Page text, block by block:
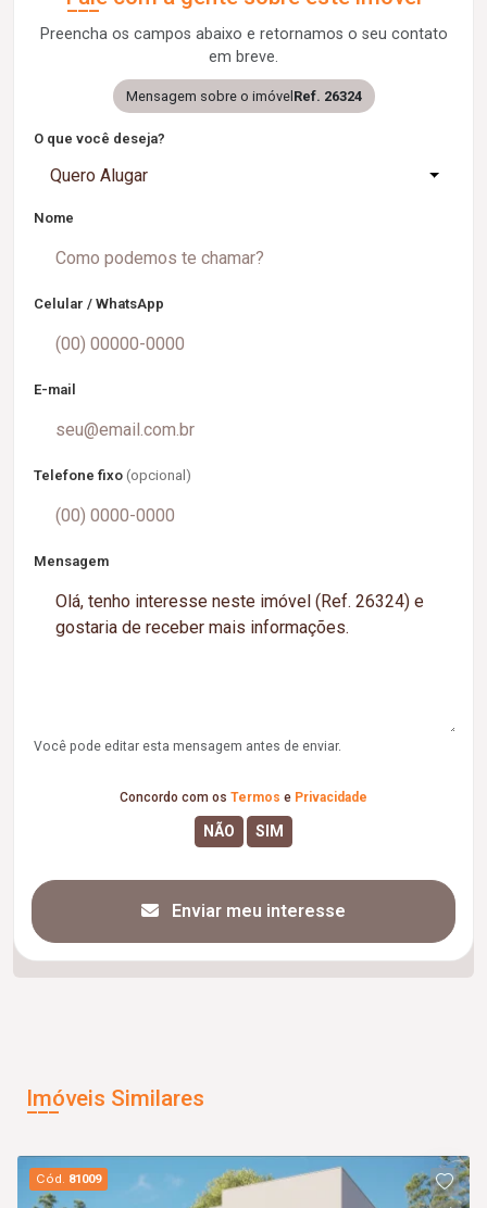
Preencha os campos abaixo e retornamos o seu contato
em breve.
Mensagem sobre o imóvelRef. 26324
O que você deseja?
Quero Alugar
Nome
Celular / WhatsApp
E-mail
Telefone fixo (opcional)
Mensagem
Você pode editar esta mensagem antes de enviar.
Concordo com os Termos e Privacidade
Enviar meu interesse
Imóveis Similares
Cód. 81009